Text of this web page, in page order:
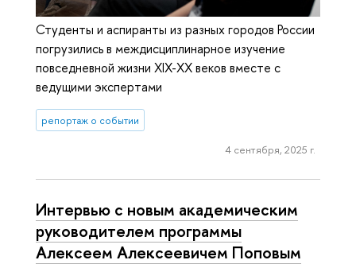
Студенты и аспиранты из разных городов России
погрузились в междисциплинарное изучение
повседневной жизни XIX-XX веков вместе с
ведущими экспертами
репортаж о событии
4 сентября, 2025 г.
Интервью с новым академическим
руководителем программы
Алексеем Алексеевичем Поповым